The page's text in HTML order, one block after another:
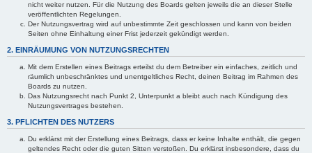
nicht weiter nutzen. Für die Nutzung des Boards gelten jeweils die an dieser Stelle
veröffentlichten Regelungen.
Der Nutzungsvertrag wird auf unbestimmte Zeit geschlossen und kann von beiden
Seiten ohne Einhaltung einer Frist jederzeit gekündigt werden.
2. EINRÄUMUNG VON NUTZUNGSRECHTEN
Mit dem Erstellen eines Beitrags erteilst du dem Betreiber ein einfaches, zeitlich und
räumlich unbeschränktes und unentgeltliches Recht, deinen Beitrag im Rahmen des
Boards zu nutzen.
Das Nutzungsrecht nach Punkt 2, Unterpunkt a bleibt auch nach Kündigung des
Nutzungsvertrages bestehen.
3. PFLICHTEN DES NUTZERS
Du erklärst mit der Erstellung eines Beitrags, dass er keine Inhalte enthält, die gegen
geltendes Recht oder die guten Sitten verstoßen. Du erklärst insbesondere, dass du